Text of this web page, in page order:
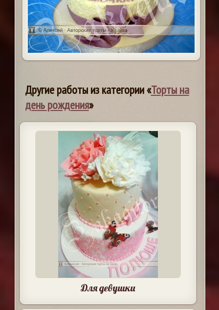
Другие работы из категории «Торты на
день рождения»
Для девушки